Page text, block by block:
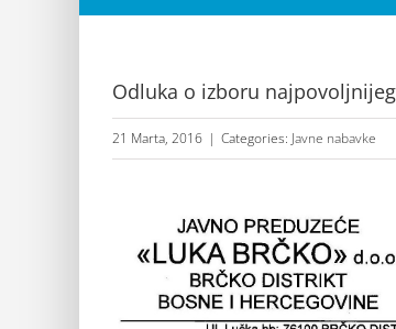
Odluka o izboru
21 Marta, 2016 | Categories: Javne nabavke